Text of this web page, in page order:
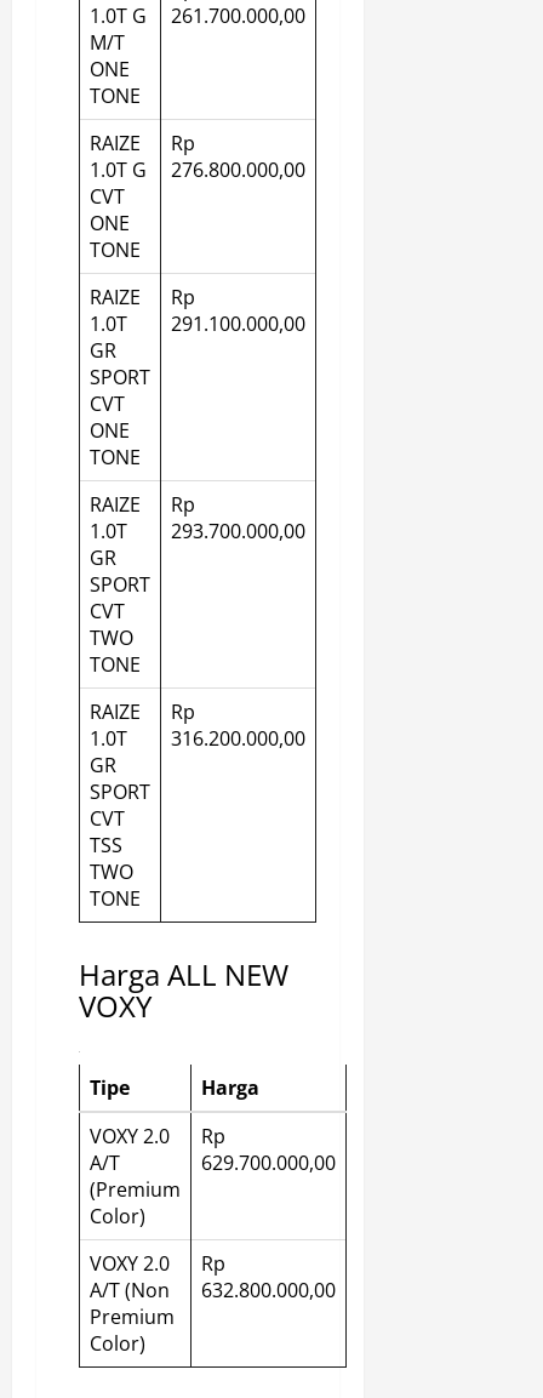
1.0T G
M/T
ONE
TONE
261.700.000,00
RAIZE
1.0T G
CVT
ONE
TONE
Rp
276.800.000,00
RAIZE
1.0T
GR
SPORT
CVT
ONE
TONE
Rp
291.100.000,00
RAIZE
1.0T
GR
SPORT
CVT
TWO
TONE
Rp
293.700.000,00
RAIZE
1.0T
GR
SPORT
CVT
TSS
TWO
TONE
Rp
316.200.000,00
Harga ALL NEW
VOXY
Tipe
Harga
VOXY 2.0
A/T
(Premium
Color)
Rp
629.700.000,00
VOXY 2.0
A/T (Non
Premium
Color)
Rp
632.800.000,00